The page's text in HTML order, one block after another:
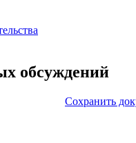
обсуждений
Сохранить